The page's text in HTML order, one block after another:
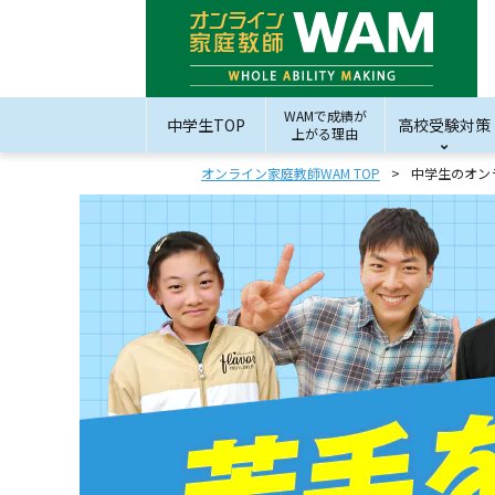
中学生TOP
WAMで成績が
上がる理由
高校受験対策
オンライン家庭教師WAM TOP 中学生のオ